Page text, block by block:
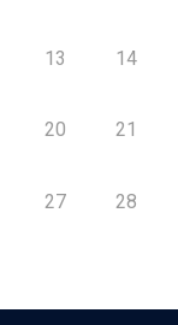
13 14
20 21
27 28